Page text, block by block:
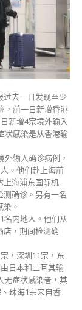
过去一日发现至少
，前一日新增香港
新增4宗境外输入
状感染是从香港输
外输入确诊病例，
。他们赴上海前
上海浦东国际机
测确诊。另有一名
。
名内地人。他们从
店，期间检测确
，深圳11宗，东
日本和土耳其输
无症状感染者，其
珠海1宗来自香